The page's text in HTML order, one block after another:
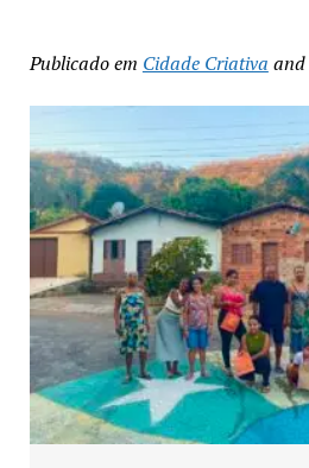
Publicado em Cidade Criativa and
Exposição “Arte em Cores”